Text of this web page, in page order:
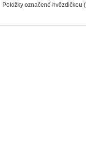
Položky označené hvězdičkou (